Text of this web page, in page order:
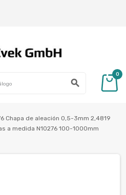
search
0
Chapa de aleación 0,5-3mm 2,4819
a medida N10276 100-1000mm